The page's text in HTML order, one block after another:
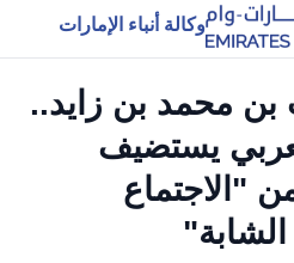
وكالة أنباء الإمارات
بن محمد بن زايد..
يستضيف
"الاجتماع
الشابة"